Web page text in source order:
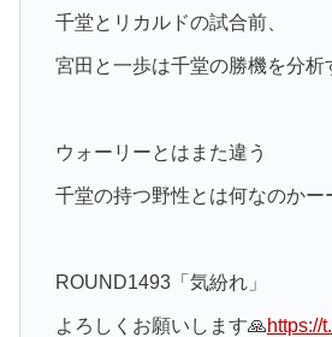
千堂とリカルドの試合前、
宮田と一歩は千堂の勝機を分析
ウォーリーとはまた違う
千堂の持つ野性とは何なのかー
ROUND1493「気紛れ」
よろしくお願いします🙏https://